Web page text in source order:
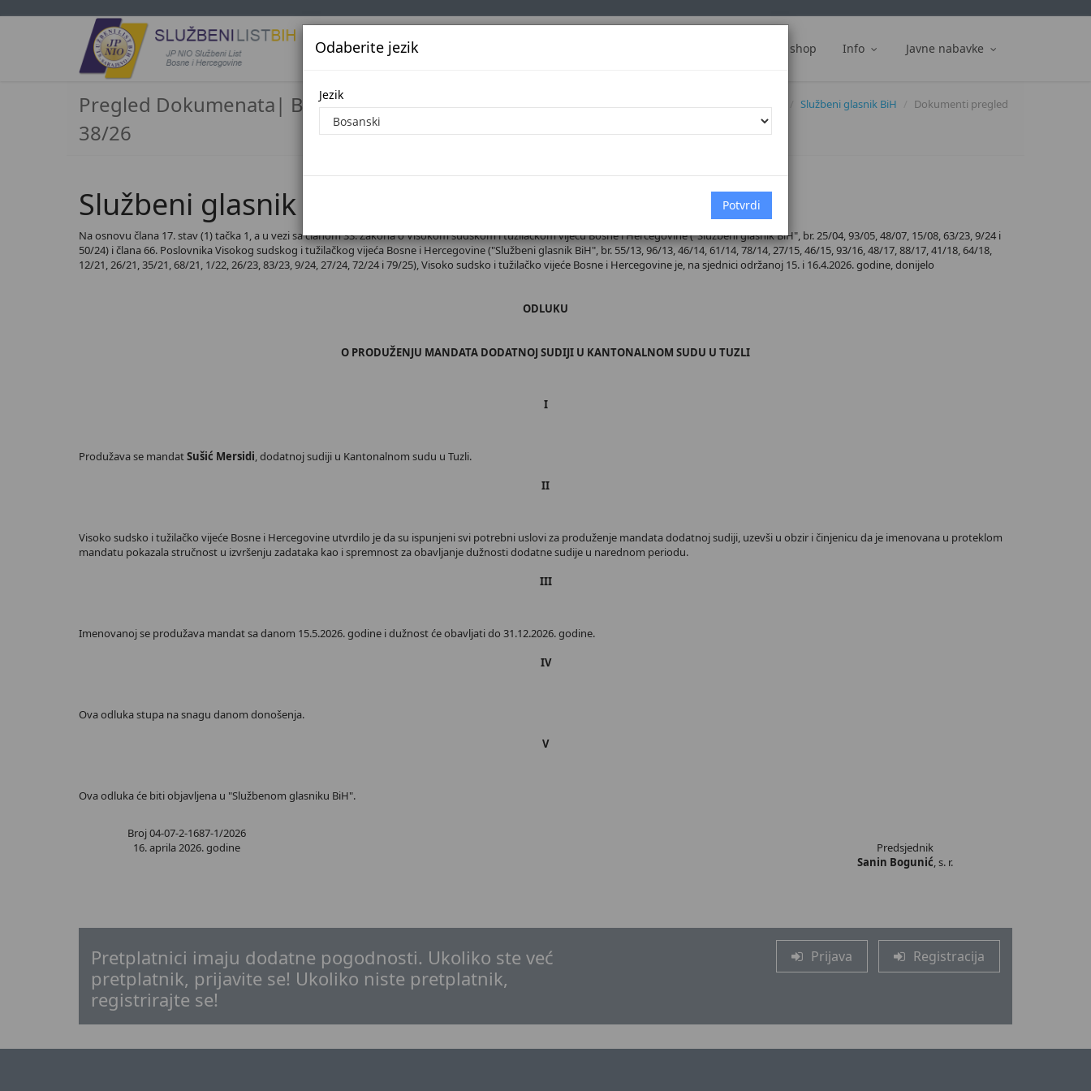
Jezik Službena glasila Web shop Info Javne nabavke
Odaberite jezik
Jezik
Pregled Dokumenata| Broj
38/26
Početna Dokumenti Službeni glasnik BiH Dokumenti pregled
Službeni glasnik BiH, broj 38/26
Na osnovu člana 17. stav (1) tačka 1, a u vezi sa članom 33. Zakona o Visokom sudskom i tužilačkom vijeću Bosne i Hercegovine ("Službeni glasnik BiH", br. 25/04, 93/05, 48/07, 15/08, 63/23, 9/24 i
50/24) i člana 66. Poslovnika Visokog sudskog i tužilačkog vijeća Bosne i Hercegovine ("Službeni glasnik BiH", br. 55/13, 96/13, 46/14, 61/14, 78/14, 27/15, 46/15, 93/16, 48/17, 88/17, 41/18, 64/18,
12/21, 26/21, 35/21, 68/21, 1/22, 26/23, 83/23, 9/24, 27/24, 72/24 i 79/25), Visoko sudsko i tužilačko vijeće Bosne i Hercegovine je, na sjednici održanoj 15. i 16.4.2026. godine, donijelo
ODLUKU
O PRODUŽENJU MANDATA DODATNOJ SUDIJI U KANTONALNOM SUDU U TUZLI
I
Produžava se mandatSušić Mersidi, dodatnoj sudiji u Kantonalnom sudu u Tuzli.
II
Visoko sudsko i tužilačko vijeće Bosne i Hercegovine utvrdilo je da su ispunjeni svi potrebni uslovi za produženje mandata dodatnoj sudiji, uzevši u obzir i činjenicu da je imenovana u proteklom
mandatu pokazala stručnost u izvršenju zadataka kao i spremnost za obavljanje dužnosti dodatne sudije u narednom periodu.
III
Imenovanoj se produžava mandat sa danom 15.5.2026. godine i dužnost će obavljati do 31.12.2026. godine.
IV
Ova odluka stupa na snagu danom donošenja.
V
Ova odluka će biti objavljena u "Službenom glasniku BiH".
Broj 04-07-2-1687-1/2026
16. aprila 2026. godine
Predsjednik
Sanin Bogunić, s. r.
Pretplatnici imaju dodatne pogodnosti. Ukoliko ste već
pretplatnik, prijavite se! Ukoliko niste pretplatnik,
registrirajte se!
Prijava Registracija